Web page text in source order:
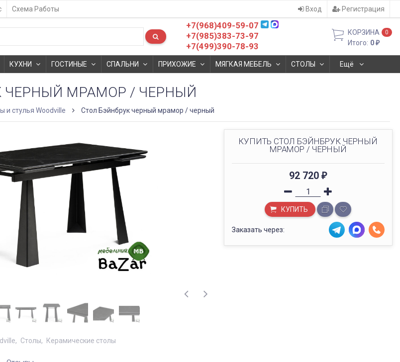
Схема Работы Вход Регистрация
+7(968)409-59-07
+7(985)383-73-97
+7(499)390-78-93
КОРЗИНА 0
Итого: 0₽
КУХНИ ГОСТИНЫЕ СПАЛЬНИ ПРИХОЖИЕ МЯГКАЯ МЕБЕЛЬ СТОЛЫ Ещё
ЧЕРНЫЙ МРАМОР / ЧЕРНЫЙ
и стулья Woodville Стол Бэйнбрук черный мрамор / черный
КУПИТЬ СТОЛ БЭЙНБРУК ЧЕРНЫЙ
МРАМОР / ЧЕРНЫЙ
92 720₽
КУПИТЬ
Заказать через:
Столы Керамические столы